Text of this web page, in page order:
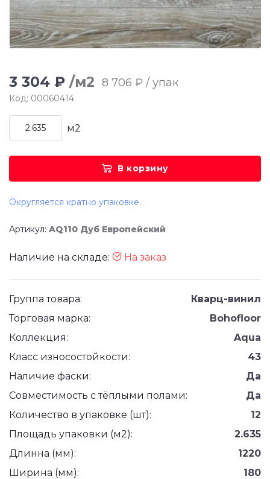
3 304 ₽ /м2 8 706 ₽ / упак
Код: 00060414
м2
В корзину
Округляется кратно упаковке.
Артикул: AQ110 Дуб Европейский
Наличие на складе: На заказ
Группа товара:
Кварц-винил
Торговая марка:
Bohofloor
Коллекция:
Aqua
Класс износостойкости:
43
Наличие фаски:
Да
Совместимость с тёплыми полами:
Да
Количество в упаковке (шт):
12
Площадь упаковки (м2):
2.635
Длинна (мм):
1220
Ширина (мм):
180